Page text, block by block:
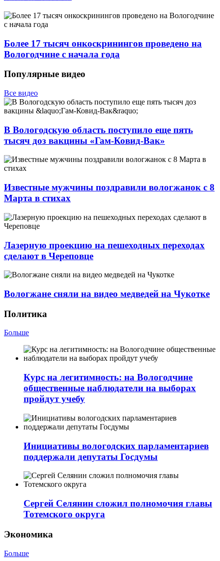
Более 17 тысяч онкоскринингов проведено на
Вологодчине с начала года
Популярные видео
Все видео
В Вологодскую область поступило еще пять
тысяч доз вакцины «Гам-Ковид-Вак»
Известные мужчины поздравили вологжанок с 8
Марта в стихах
Лазерную проекцию на пешеходных переходах
сделают в Череповце
Вологжане сняли на видео медведей на Чукотке
Политика
Больше
Курс на легитимность: на Вологодчине
общественные наблюдатели на выборах
пройдут учебу
Инициативы вологодских парламентариев
поддержали депутаты Госдумы
Сергей Селянин сложил полномочия главы
Тотемского округа
Экономика
Больше